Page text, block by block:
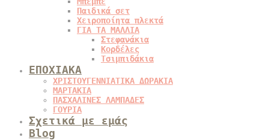
Παιδικά σετ
Χειροποίητα πλεκτά
ΓΙΑ ΤΑ ΜΑΛΛΙΑ
Στεφανάκια
Κορδέλες
Τσιμπιδάκια
ΕΠΟΧΙΑΚΑ
ΧΡΙΣΤΟΥΓΕΝΝΙΑΤΙΚΑ ΔΩΡΑΚΙΑ
ΜΑΡΤΑΚΙΑ
ΠΑΣΧΑΛΙΝΕΣ ΛΑΜΠΑΔΕΣ
ΓΟΥΡΙΑ
Σχετικά με εμάς
Blog